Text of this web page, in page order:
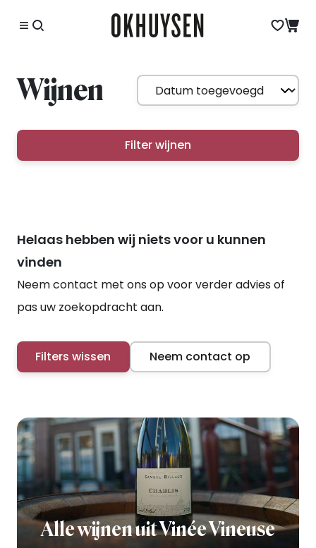
Wijnen
Filter wijnen
Helaas hebben wij niets voor u kunnen
vinden
Neem contact met ons op voor verder advies of
pas uw zoekopdracht aan.
Filters wissen Neem contact op
Alle wijnen uit Vinée Vineuse